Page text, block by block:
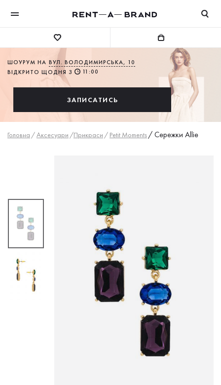
ШОУРУМ НА ВУЛ. ВОЛОДИМИРСЬКА, 10
ВІДКРИТО ЩОДНЯ З
11:00
ЗАПИСАТИСЬ
Головна /Аксесуари /Прикраси / Petit Moments/Сережки Allie